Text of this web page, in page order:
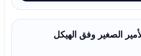
الصغير وفق الهيكل